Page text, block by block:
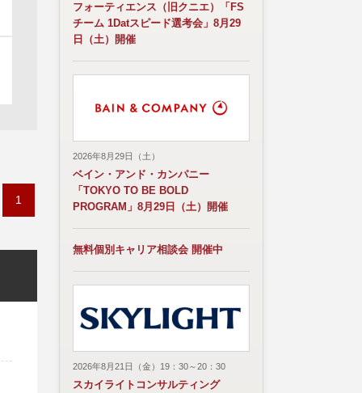
1
フォーティエンス（旧クニエ）「FS
チーム 1Datスピード選考会」8月29
日（土）開催
2026年8月29日（土）
ベイン・アンド・カンパニー
「TOKYO TO BE BOLD
PROGRAM」8月29日（土）開催
無料個別キャリア相談会 開催中
2026年8月21日（金）19：30～20：30
スカイライトコンサルティング